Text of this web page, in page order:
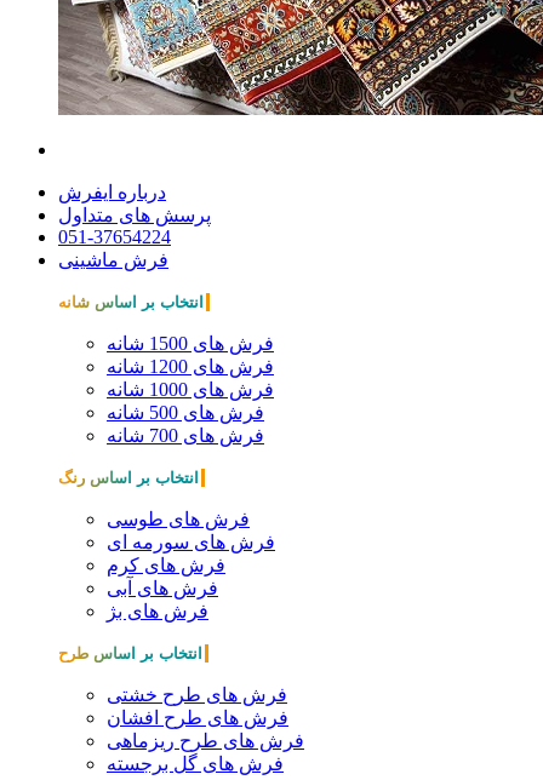
درباره ایفرش
پرسش های متداول
051-37654224
فرش ماشینی
انتخاب بر اساس شانه
فرش های 1500 شانه
فرش های 1200 شانه
فرش های 1000 شانه
فرش های 500 شانه
فرش های 700 شانه
انتخاب بر اساس رنگ
فرش های طوسی
فرش های سورمه ای
فرش های کرم
فرش های آبی
فرش های بژ
انتخاب بر اساس طرح
فرش های طرح خشتی
فرش های طرح افشان
فرش های طرح ریزماهی
فرش های گل برجسته